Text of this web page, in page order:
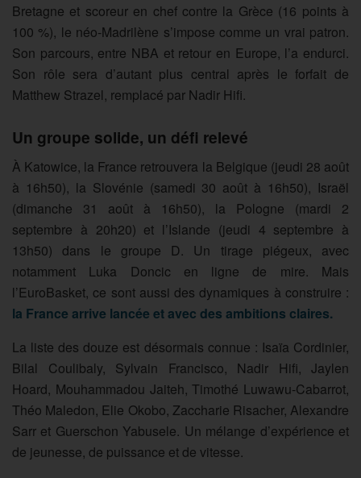
Bretagne et scoreur en chef contre la Grèce (16 points à
100 %), le néo-Madrilène s’impose comme un vrai patron.
Son parcours, entre NBA et retour en Europe, l’a endurci.
Son rôle sera d’autant plus central après le forfait de
Matthew Strazel, remplacé par Nadir Hifi.
Un groupe solide, un défi relevé
À Katowice, la France retrouvera la Belgique (jeudi 28 août
à 16h50), la Slovénie (samedi 30 août à 16h50), Israël
(dimanche 31 août à 16h50), la Pologne (mardi 2
septembre à 20h20) et l’Islande (jeudi 4 septembre à
13h50) dans le groupe D. Un tirage piégeux, avec
notamment Luka Doncic en ligne de mire. Mais
l’EuroBasket, ce sont aussi des dynamiques à construire :
la France arrive lancée et avec des ambitions claires.
La liste des douze est désormais connue : Isaïa Cordinier,
Bilal Coulibaly, Sylvain Francisco, Nadir Hifi, Jaylen
Hoard, Mouhammadou Jaiteh, Timothé Luwawu-Cabarrot,
Théo Maledon, Elie Okobo, Zaccharie Risacher, Alexandre
Sarr et Guerschon Yabusele. Un mélange d’expérience et
de jeunesse, de puissance et de vitesse.